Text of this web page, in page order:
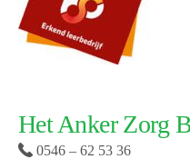
Het Anker Zorg
0546 – 62 53 36